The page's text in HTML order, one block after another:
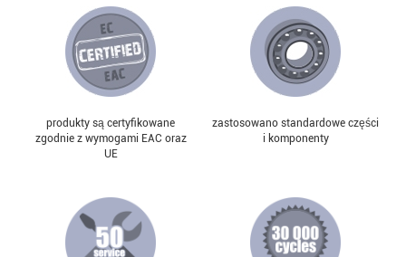
produkty są certyfikowane
zgodnie z wymogami EAC oraz
UE
zastosowano standardowe części
i komponenty